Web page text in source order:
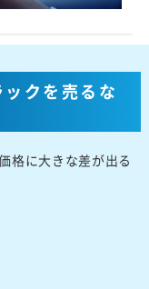
クを売るな
格に大きな差が出る